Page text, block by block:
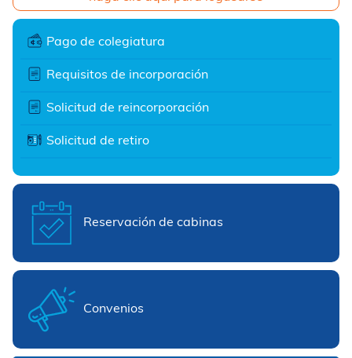
Pago de colegiatura
Requisitos de incorporación
Solicitud de reincorporación
Solicitud de retiro
Reservación de cabinas
Convenios